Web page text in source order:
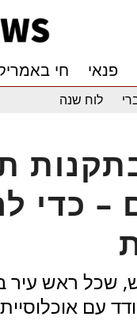
פנאי חי
לוח שנה
בתקנות
– כדי
ראש עיר
עם